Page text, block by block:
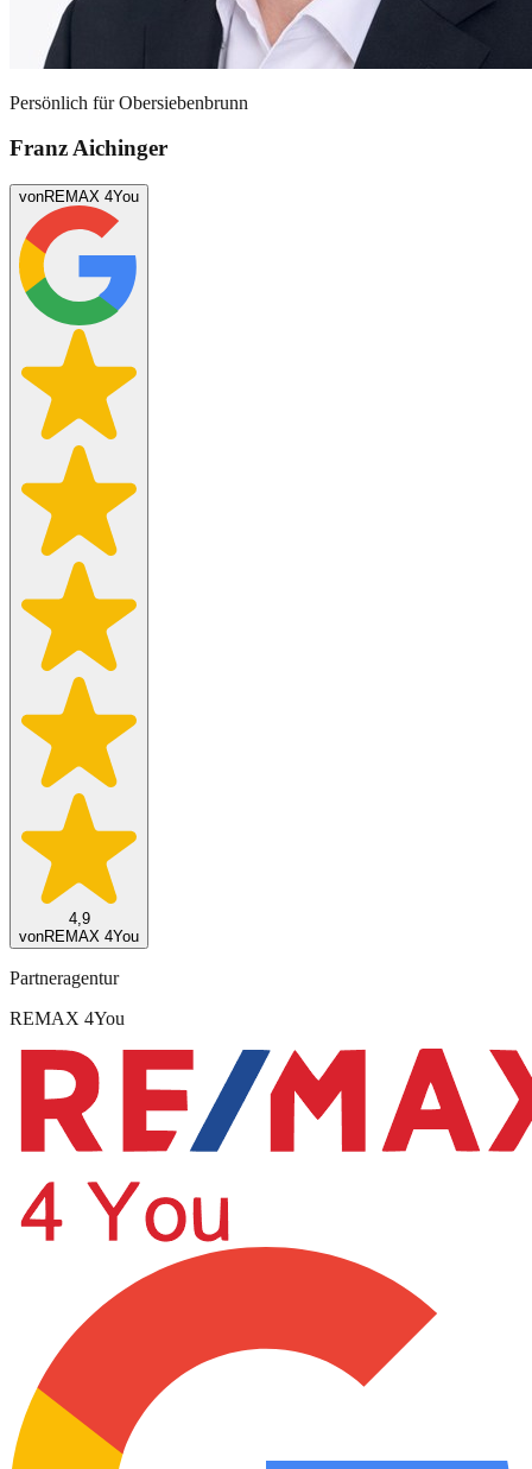
Persönlich fürObersiebenbrunn
Franz Aichinger
vonREMAX 4You
4,9
vonREMAX 4You
Partneragentur
REMAX 4You